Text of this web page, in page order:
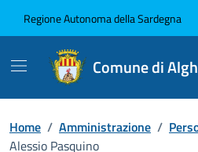
Regione Autonoma della Sardegna
Comune di
Home / Amministrazione /
Alessio Pasquino